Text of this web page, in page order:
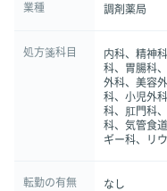
業種 調剤薬局
処方箋科目
内科、精神
科、胃腸科
外科、美容
科、小児外
科、肛門科
科、気管食
ギー科、リ
転勤の有無 なし